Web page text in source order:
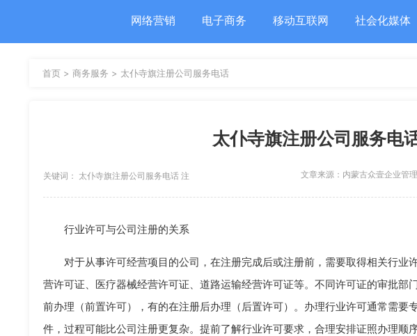
网络营销 电子商务 移动互联网 社会化媒体
首页 > 商务服务 > 太仆寺旗注册公司服务电话
太仆寺旗注册公司服务电
关键词： 太仆寺旗注册公司服务电话 注
文章来源： 内蒙古众壹企业管
行业许可与公司注册的关系
对于从事许可经营项目的公司，在注册完成后或注册前，需要取得相关行业
营许可证、医疗器械经营许可证、道路运输经营许可证等。不同许可证的审批部
前办理（前置许可），有的在注册后办理（后置许可）。办理行业许可通常需要
件，过程可能比公司注册更复杂。提前了解行业许可要求，合理安排证照办理顺